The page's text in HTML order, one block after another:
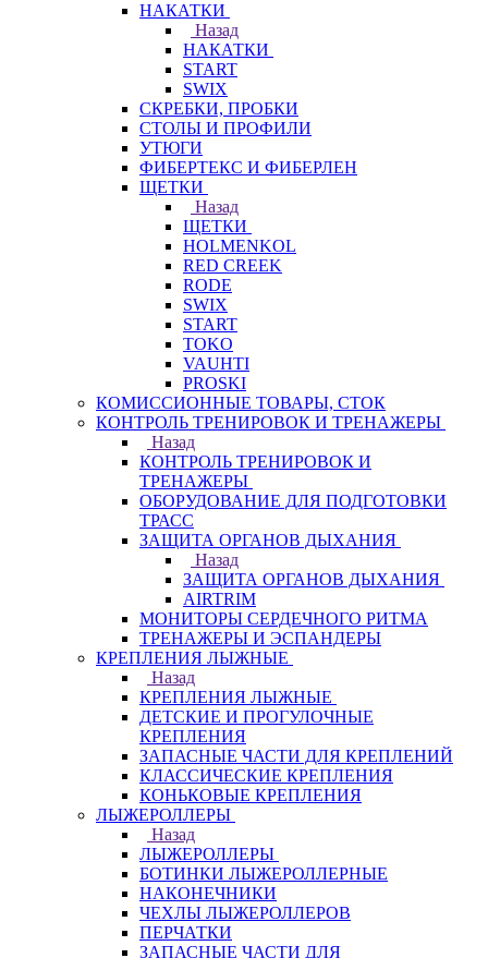
НАКАТКИ
Назад
НАКАТКИ
START
SWIX
СКРЕБКИ, ПРОБКИ
СТОЛЫ И ПРОФИЛИ
УТЮГИ
ФИБЕРТЕКС И ФИБЕРЛЕН
ЩЕТКИ
Назад
ЩЕТКИ
HOLMENKOL
RED CREEK
RODE
SWIX
START
TOKO
VAUHTI
PROSKI
КОМИССИОННЫЕ ТОВАРЫ, СТОК
КОНТРОЛЬ ТРЕНИРОВОК И ТРЕНАЖЕРЫ
Назад
КОНТРОЛЬ ТРЕНИРОВОК И
ТРЕНАЖЕРЫ
ОБОРУДОВАНИЕ ДЛЯ ПОДГОТОВКИ
ТРАСС
ЗАЩИТА ОРГАНОВ ДЫХАНИЯ
Назад
ЗАЩИТА ОРГАНОВ ДЫХАНИЯ
AIRTRIM
МОНИТОРЫ СЕРДЕЧНОГО РИТМА
ТРЕНАЖЕРЫ И ЭСПАНДЕРЫ
КРЕПЛЕНИЯ ЛЫЖНЫЕ
Назад
КРЕПЛЕНИЯ ЛЫЖНЫЕ
ДЕТСКИЕ И ПРОГУЛОЧНЫЕ
КРЕПЛЕНИЯ
ЗАПАСНЫЕ ЧАСТИ ДЛЯ КРЕПЛЕНИЙ
КЛАССИЧЕСКИЕ КРЕПЛЕНИЯ
КОНЬКОВЫЕ КРЕПЛЕНИЯ
ЛЫЖЕРОЛЛЕРЫ
Назад
ЛЫЖЕРОЛЛЕРЫ
БОТИНКИ ЛЫЖЕРОЛЛЕРНЫЕ
НАКОНЕЧНИКИ
ЧЕХЛЫ ЛЫЖЕРОЛЛЕРОВ
ПЕРЧАТКИ
ЗАПАСНЫЕ ЧАСТИ ДЛЯ